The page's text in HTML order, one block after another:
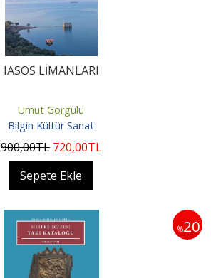
IASOS LİMANLARI
Umut Görgülü
Bilgin Kültür Sanat
900,00TL 720,00TL
Sepete Ekle
%20